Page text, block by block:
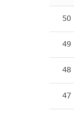
50
49
48
47